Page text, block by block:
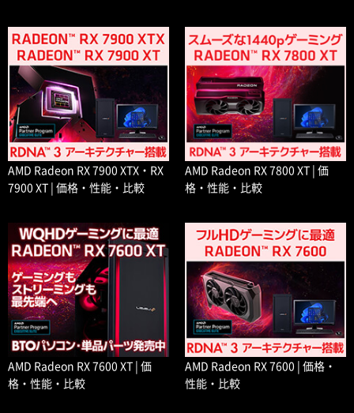
AMD Radeon RX 7900 XTX・RX
7900 XT | 価格・性能・比較
AMD Radeon RX 7800 XT | 価
格・性能・比較
AMD Radeon RX 7600 XT | 価
格・性能・比較
AMD Radeon RX 7600 | 価格・
性能・比較